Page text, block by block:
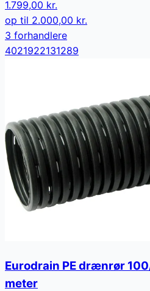
1.799,00 kr.
op til 2.000,00 kr.
3 forhandlere
4021922131289
Eurodrain PE drænrør
meter